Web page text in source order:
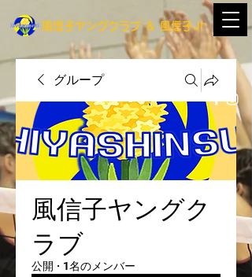
​風信子ヤングクラブ＆ ​風信子Jr
グループ
風信子ヤングク
ラブ
公開 · 1名のメンバー